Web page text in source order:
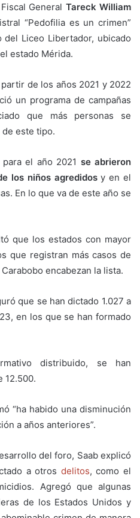
General Tareck William
“Pedofilia es un crimen”
Liceo Libertador, ubicado
estado Mérida.
de los años 2021 y 2022
un programa de campañas
que más personas se
este tipo.
el año 2021 se abrieron
los niños agredidosy en el
En lo que va de este año se
que los estados con mayor
que registran más casos de
encabezan la lista.
que se han dictado 1.027 a
en los que se han formado
distribuido, se han
12.500.
“ha habido una disminución
a años anteriores”.
del foro, Saab explicó
a otros delitos, como el
Agregó que algunas
de los Estados Unidos y